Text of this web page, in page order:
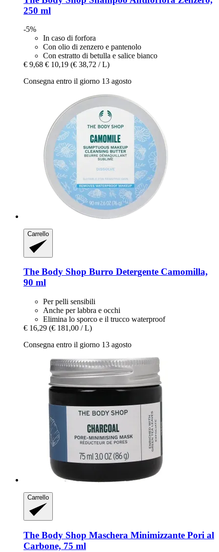
250 ml
-5%
In caso di forfora
Con olio di zenzero e pantenolo
Con estratto di betulla e salice bianco
€ 9,68 € 10,19 (€ 38,72 / L)
Consegna entro il giorno 13 agosto
Carrello
The Body Shop Burro Detergente Camomilla,
90 ml
Per pelli sensibili
Anche per labbra e occhi
Elimina lo sporco e il trucco waterproof
€ 16,29 (€ 181,00 / L)
Consegna entro il giorno 13 agosto
Carrello
The Body Shop Maschera Minimizzante Pori al
Carbone, 75 ml